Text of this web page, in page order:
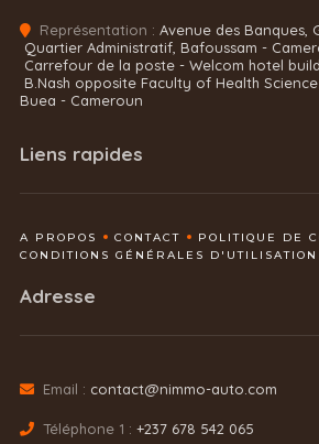
Représentation : Avenue des Banques,
Quartier Administratif, Bafoussam -
Carrefour de la poste - Welcom hotel
B.Nash opposite Faculty of Health
Buea - Cameroun
Liens rapides
A PROPOS CONTACT
POLITIQUE DE
CONDITIONS GÉNÉRALES D'UTILISATION
Adresse
Email : contact@nimmo-auto.com
Téléphone 1 : +237 678 542 065